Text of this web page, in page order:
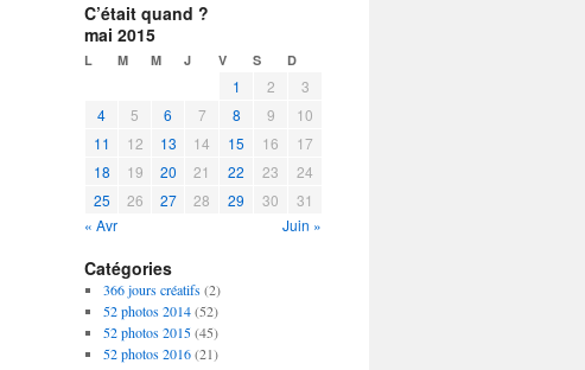
C’était quand ?
mai 2015
L M M J V S D
1 2
3
4
5 6 7 8 9
10
11
12 13 14 15 16
17
18
19 20 21 22 23
24
25
26 27 28 29 30
31
« Avr
Juin »
Catégories
366 jours créatifs(2)
52 photos 2014(52)
52 photos 2015(45)
52 photos 2016(21)